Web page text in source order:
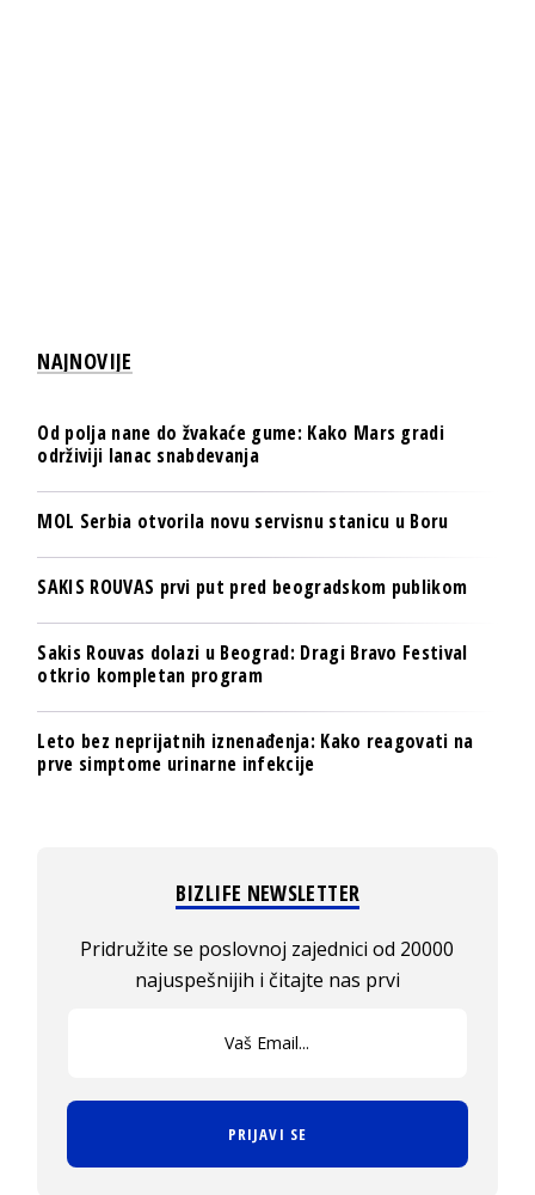
NAJNOVIJE
Od polja nane do žvakaće gume: Kako Mars gradi
održiviji lanac snabdevanja
MOL Serbia otvorila novu servisnu stanicu u Boru
SAKIS ROUVAS prvi put pred beogradskom publikom
Sakis Rouvas dolazi u Beograd: Dragi Bravo Festival
otkrio kompletan program
Leto bez neprijatnih iznenađenja: Kako reagovati na
prve simptome urinarne infekcije
BIZLIFE NEWSLETTER
Pridružite se poslovnoj zajednici od 20000
najuspešnijih i čitajte nas prvi
PRIJAVI SE